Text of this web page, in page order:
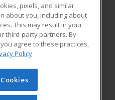
Student Blog
Learning. All rights
site cannot be reproduced or
pixels, and similar
about you, including about
This may result in your
third-party partners. By
agree to these practices,
Policy